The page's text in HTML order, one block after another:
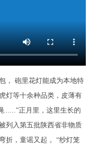
， 砲里花灯能成为本地特
灯等十余种品类，皮薄有
......”正月里，这里生长的
列入第五批陕西省非物质
折，童谣又起， “纱灯笼